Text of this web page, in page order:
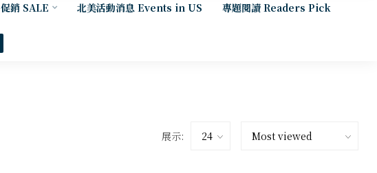
促銷 SALE 北美活動消息 Events in US 專題閱讀 Readers Pick
展示: